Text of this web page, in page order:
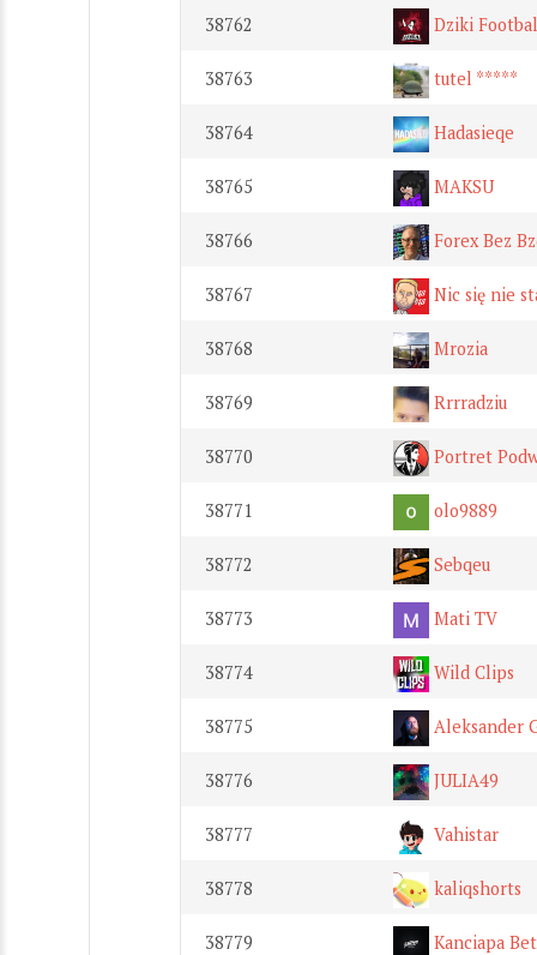
38762 Dziki
38763 tutel *****
38764 Hadasieqe
38765 MAKSU
38766 Forex Bez
38767 Nic się nie
38768 Mrozia
38769 Rrrradziu
38770 Portret
38771 olo9889
38772 Sebqeu
38773 Mati TV
38774 Wild Clips
38775 Aleksander
38776 JULIA49
38777 Vahistar
38778 kaliqshorts
38779 Kanciapa